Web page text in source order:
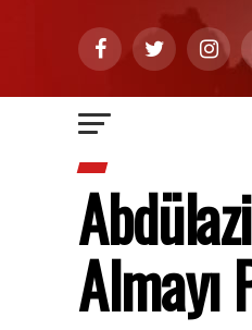
Almayı